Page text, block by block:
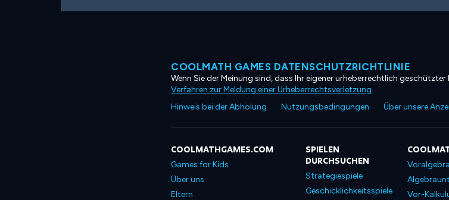
COOLMATH GAMES DATENSCHUTZRICHTLINIE
Wenn Sie der Meinung sind, dass Ihr eigener urheberrechtlich
Verfahren zur Meldung einer Urheberrechtsverletzung.
Hinweis bei der Abholung
Nutzungsbedingungen Über unsere
COOLMATHGAMES.COM
Games for Kids
Über uns
Eltern
SPIELEN
DURCHSUCHEN
Strategiespiele
Geschicklichkeitsspiele
Vor-